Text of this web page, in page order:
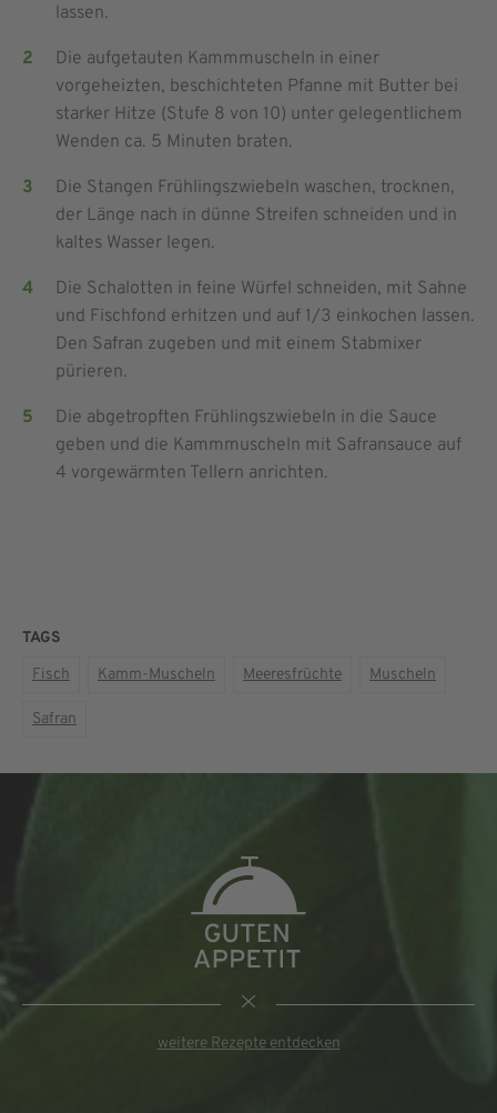
lassen.
Die aufgetauten Kammmuscheln in einer
vorgeheizten, beschichteten Pfanne mit Butter bei
starker Hitze (Stufe 8 von 10) unter gelegentlichem
Wenden ca. 5 Minuten braten.
Die Stangen Frühlingszwiebeln waschen, trocknen,
der Länge nach in dünne Streifen schneiden und in
kaltes Wasser legen.
Die Schalotten in feine Würfel schneiden, mit Sahne
und Fischfond erhitzen und auf 1/3 einkochen lassen.
Den Safran zugeben und mit einem Stabmixer
pürieren.
Die abgetropften Frühlingszwiebeln in die Sauce
geben und die Kammmuscheln mit Safransauce auf
4 vorgewärmten Tellern anrichten.
TAGS
Fisch
Kamm-Muscheln Meeresfrüchte Muscheln
Safran
weitere Rezepte entdecken